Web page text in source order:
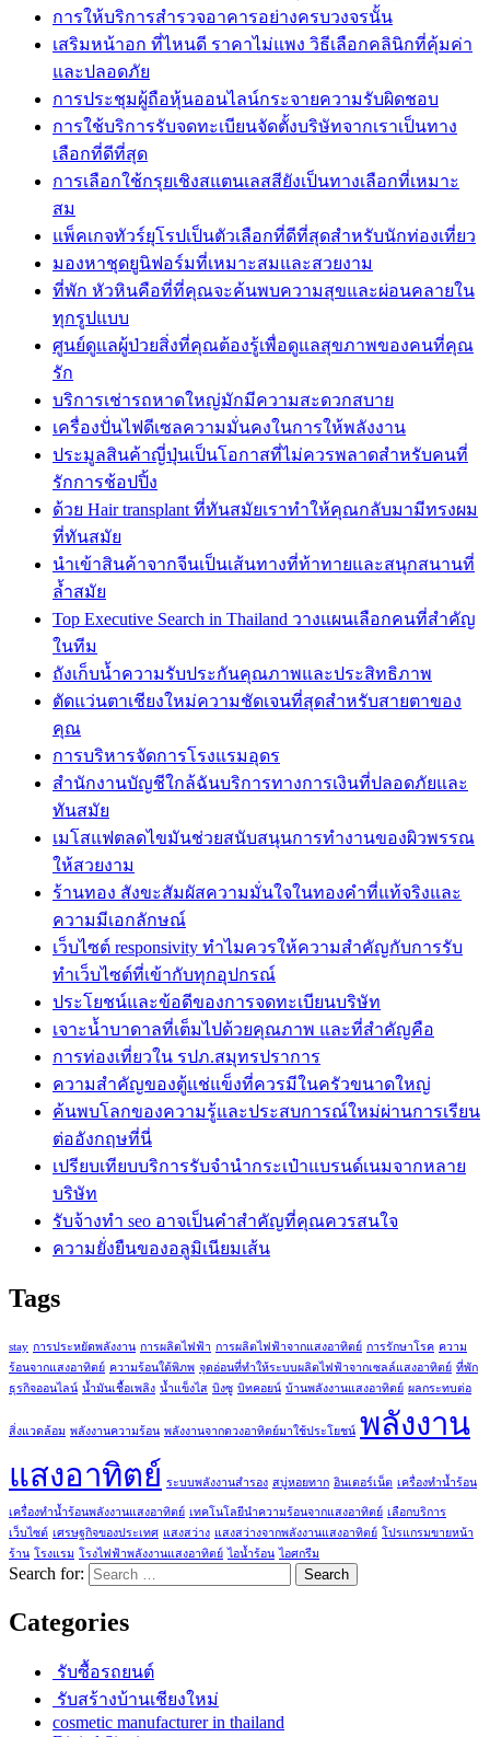
การให้บริการสำรวจอาคารอย่างครบวงจรนั้น
เสริมหน้าอก ที่ไหนดี ราคาไม่แพง วิธีเลือกคลินิกที่คุ้มค่า
และปลอดภัย
การประชุมผู้ถือหุ้นออนไลน์กระจายความรับผิดชอบ
การใช้บริการรับจดทะเบียนจัดตั้งบริษัทจากเราเป็นทาง
เลือกที่ดีที่สุด
การเลือกใช้กรุยเชิงสแตนเลสสียังเป็นทางเลือกที่เหมาะ
สม
แพ็คเกจทัวร์ยุโรปเป็นตัวเลือกที่ดีที่สุดสำหรับนักท่องเที่ยว
มองหาชุดยูนิฟอร์มที่เหมาะสมและสวยงาม
ที่พัก หัวหินคือที่ที่คุณจะค้นพบความสุขและผ่อนคลายใน
ทุกรูปแบบ
ศูนย์ดูแลผู้ป่วยสิ่งที่คุณต้องรู้เพื่อดูแลสุขภาพของคนที่คุณ
รัก
บริการเช่ารถหาดใหญ่มักมีความสะดวกสบาย
เครื่องปั่นไฟดีเซลความมั่นคงในการให้พลังงาน
ประมูลสินค้าญี่ปุ่นเป็นโอกาสที่ไม่ควรพลาดสำหรับคนที่
รักการช้อปปิ้ง
ด้วย Hair transplant ที่ทันสมัยเราทำให้คุณกลับมามีทรงผม
ที่ทันสมัย
นำเข้าสินค้าจากจีนเป็นเส้นทางที่ท้าทายและสนุกสนานที่
ล้ำสมัย
Top Executive Search in Thailand วางแผนเลือกคนที่สำคัญ
ในทีม
ถังเก็บน้ำความรับประกันคุณภาพและประสิทธิภาพ
ตัดแว่นตาเชียงใหม่ความชัดเจนที่สุดสำหรับสายตาของ
คุณ
การบริหารจัดการโรงแรมอุดร
สำนักงานบัญชีใกล้ฉันบริการทางการเงินที่ปลอดภัยและ
ทันสมัย
เมโสแฟตลดไขมันช่วยสนับสนุนการทำงานของผิวพรรณ
ให้สวยงาม
ร้านทอง สังขะสัมผัสความมั่นใจในทองคำที่แท้จริงและ
ความมีเอกลักษณ์
เว็บไซต์ responsivity ทำไมควรให้ความสำคัญกับการรับ
ทำเว็บไซต์ที่เข้ากับทุกอุปกรณ์
ประโยชน์และข้อดีของการจดทะเบียนบริษัท
เจาะน้ำบาดาลที่เต็มไปด้วยคุณภาพ และที่สำคัญคือ
การท่องเที่ยวใน รปภ.สมุทรปราการ
ความสำคัญของตู้แช่แข็งที่ควรมีในครัวขนาดใหญ่
ค้นพบโลกของความรู้และประสบการณ์ใหม่ผ่านการเรียน
ต่ออังกฤษที่นี่
เปรียบเทียบบริการรับจำนำกระเป๋าแบรนด์เนมจากหลาย
บริษัท
รับจ้างทำ seo อาจเป็นคำสำคัญที่คุณควรสนใจ
ความยั่งยืนของอลูมิเนียมเส้น
Tags
stay การประหยัดพลังงาน การผลิตไฟฟ้า การผลิตไฟฟ้าจากแสงอาทิตย์ การรักษาโรค ความ
ร้อนจากแสงอาทิตย์ ความร้อนใต้พิภพ จุดอ่อนที่ทำให้ระบบผลิตไฟฟ้าจากเซลล์แสงอาทิตย์ ที่พัก
ธุรกิจออนไลน์ น้ำมันเชื้อเพลิง น้ำแข็งไส บิงซู บิทคอยน์ บ้านพลังงานแสงอาทิตย์ ผลกระทบต่อ
สิ่งแวดล้อม พลังงานความร้อน พลังงานจากดวงอาทิตย์มาใช้ประโยชน์ พลังงาน
แสงอาทิตย์ ระบบพลังงานสำรอง สบู่หอยทาก อินเตอร์เน็ต เครื่องทำน้ำร้อน
เครื่องทำน้ำร้อนพลังงานแสงอาทิตย์ เทคโนโลยีนำความร้อนจากแสงอาทิตย์ เลือกบริการ
เว็บไซต์ เศรษฐกิจของประเทศ แสงสว่าง แสงสว่างจากพลังงานแสงอาทิตย์ โปรแกรมขายหน้า
ร้าน โรงแรม โรงไฟฟ้าพลังงานแสงอาทิตย์ ไอน้ำร้อน ไอศกรีม
Search for:
Categories
รับซื้อรถยนต์
รับสร้างบ้านเชียงใหม่
cosmetic manufacturer in thailand